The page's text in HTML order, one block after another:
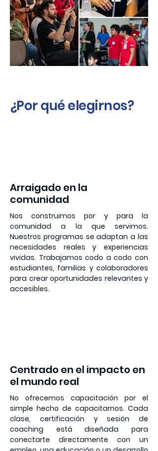
¿Por qué elegirnos?
Arraigado en la
comunidad
Nos construimos por y para la
comunidad a la que servimos.
Nuestros programas se adaptan a las
necesidades reales y experiencias
vividas. Trabajamos codo a codo con
estudiantes, familias y colaboradores
para crear oportunidades relevantes y
accesibles.
Centrado en el impacto en
el mundo real
No ofrecemos capacitación por el
simple hecho de capacitarnos. Cada
clase, certificación y sesión de
coaching está diseñada para
conectarte directamente con un